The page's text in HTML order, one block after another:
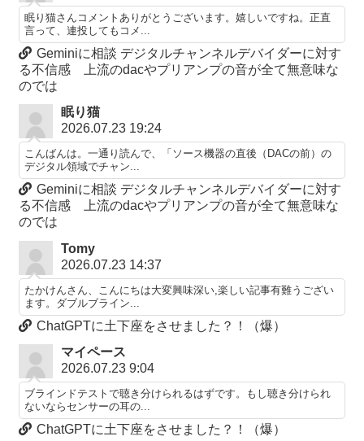
眠り猫さんコメントありがとうございます。嬉しいですね。正直
言って、連投してもコメ...
Geminiに相談 デジタルチャンネルデバイダーに対す
る不信感 上流のdacやプリアンプの音が全て無意味な
のでは
眠り猫
2026.07.23 19:24
こんばんは。一通り読んで、「ソース機器の直後（DACの前）の
デジタル領域でチャン...
Geminiに相談 デジタルチャンネルデバイダーに対す
る不信感 上流のdacやプリアンプの音が全て無意味な
のでは
Tomy
2026.07.23 14:37
たかけんさん、こんにちは大変興味深い,楽しい記事有難うござい
ます。ダブルブライン...
ChatGPTに土下座をさせました？！（爆）
マイペース
2026.07.23 9:04
ブラインドテストで聴き分けられるはずです。もし聴き分けられ
ないならセンサーの耳の...
ChatGPTに土下座をさせました？！（爆）